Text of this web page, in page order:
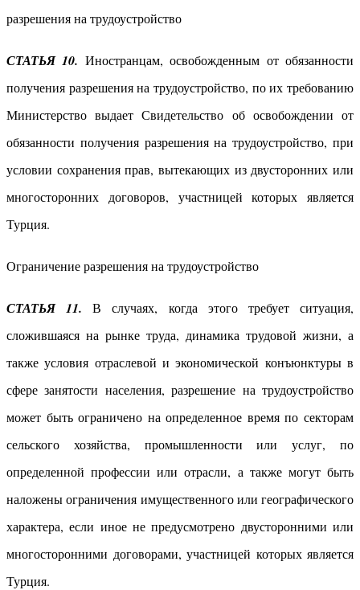
разрешения на трудоустройство
СТАТЬЯ 10. Иностранцам, освобожденным от обязанности
получения разрешения на трудоустройство, по их требованию
Министерство выдает Свидетельство об освобождении от
обязанности получения разрешения на трудоустройство, при
условии сохранения прав, вытекающих из двусторонних или
многосторонних договоров, участницей которых является
Турция.
Ограничение разрешения на трудоустройство
СТАТЬЯ 11. В случаях, когда этого требует ситуация,
сложившаяся на рынке труда, динамика трудовой жизни, а
также условия отраслевой и экономической конъюнктуры в
сфере занятости населения, разрешение на трудоустройство
может быть ограничено на определенное время по секторам
сельского хозяйства, промышленности или услуг, по
определенной профессии или отрасли, а также могут быть
наложены ограничения имущественного или географического
характера, если иное не предусмотрено двусторонними или
многосторонними договорами, участницей которых является
Турция.